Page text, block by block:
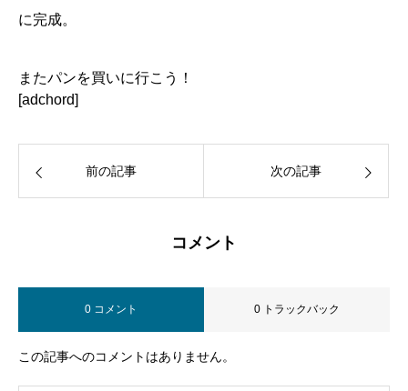
に完成。
またパンを買いに行こう！
[adchord]
前の記事 次の記事
コメント
0 コメント 0 トラックバック
この記事へのコメントはありません。